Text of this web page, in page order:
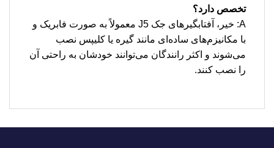
تخصص دارد؟
A: خیر، آفتابگیرهای جک J5 معمولاً به صورت فابریک و
با مکانیزم‌های ساده‌ای مانند گیره یا کلیپس نصب
می‌شوند و اکثر رانندگان می‌توانند خودشان به راحتی آن
را نصب کنند.